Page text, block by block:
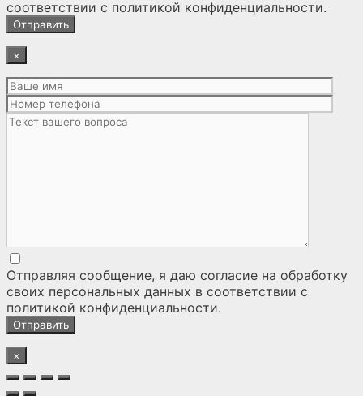
соответствии с политикой конфиденциальности.
×
Отправляя сообщение, я даю согласие на обработку
своих персональных данных в соответствии с
политикой конфиденциальности.
×